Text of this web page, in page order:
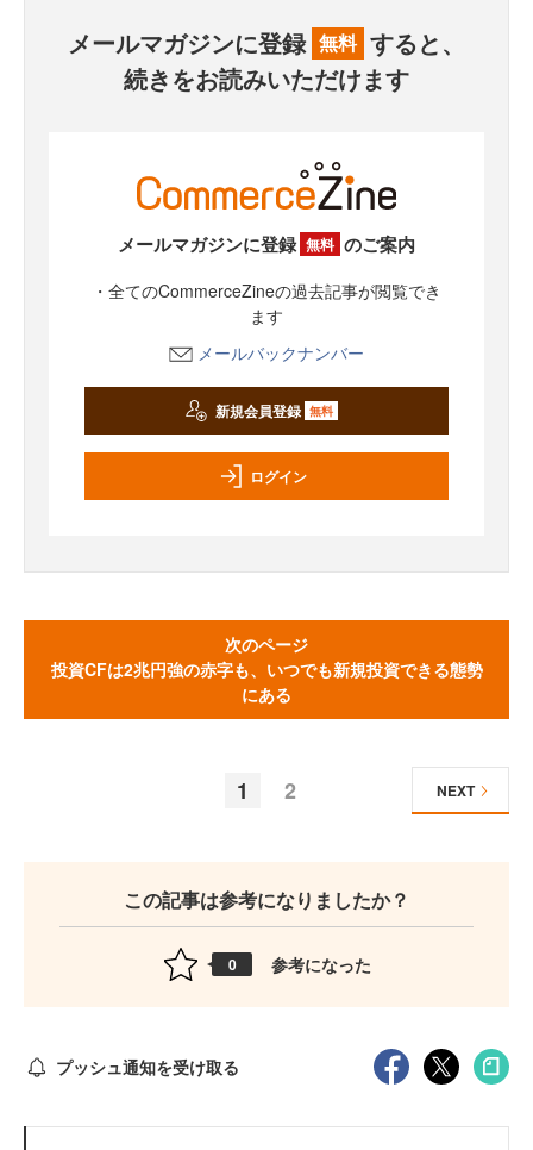
メールマガジンに登録 無料 すると、
続きをお読みいただけます
メールマガジンに登録 無料 のご案内
・全てのCommerceZineの過去記事が閲覧でき
ます
メールバックナンバー
新規会員登録 無料
ログイン
次のページ
投資CFは2兆円強の赤字も、いつでも新規投資できる態勢
にある
1 2 NEXT
この記事は参考になりましたか？
0 参考になった
プッシュ通知を受け取る